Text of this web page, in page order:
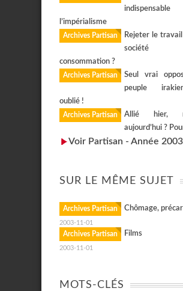
l’impérialisme
Archives Partisan
Rejeter le
consommation ?
Archives Partisan
Seul vrai
peuple
oublié !
Archives Partisan
Allié hier,
aujourd’hui ?
Voir Partisan - Année 2003
SUR LE MÊME SUJET
Archives Partisan Chômage,
2003-11-01
Archives Partisan Films
2003-11-01
MOTS-CLÉS